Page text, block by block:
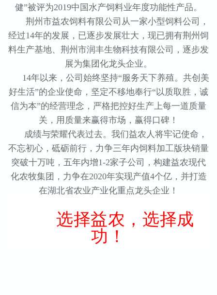
健”被评为2019中国水产饲料业年度功能性产品。
荆州市益农饲料有限公司从一家小型饲料公司，
经过14年的发展，已逐步发展壮大，现已拥有荆州饲
料生产基地、荆州市润丰生物科技有限公司，逐步发
展为集团化龙头企业。
14年以来，公司始终坚持“服务天下养殖。共创美
好生活”的企业使命，坚定不移地奉行“以质取胜，诚
信为本”的经营理念，严格把控好生产上每一道质量
关，用质量来赢得市场，赢得口碑！
成绩与荣耀代表过去。我们益农人将牢记使命，
不忘初心，砥砺前行，力争三年内饲料加工版块销量
突破十万吨，五年内增1-2家子公司，构建益农现代
化农牧集团，力争在2020年实现产值4个亿，并打造
在湖北省农业产业化重点龙头企业！
选择益农，选择成
功！